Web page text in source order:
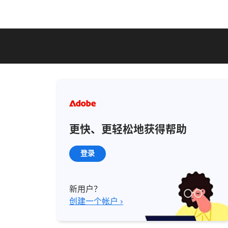
更快、更轻松地获得帮助
登录
新用户？
创建一个帐户 ›